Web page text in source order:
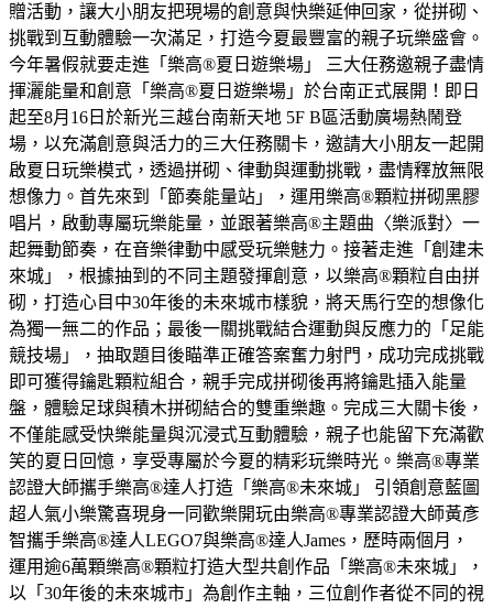
贈活動，讓大小朋友把現場的創意與快樂延伸回家，從拼砌、
挑戰到互動體驗一次滿足，打造今夏最豐富的親子玩樂盛會。
今年暑假就要走進「樂高®夏日遊樂場」 三大任務邀親子盡情
揮灑能量和創意「樂高®夏日遊樂場」於台南正式展開！即日
起至8月16日於新光三越台南新天地 5F B區活動廣場熱鬧登
場，以充滿創意與活力的三大任務關卡，邀請大小朋友一起開
啟夏日玩樂模式，透過拼砌、律動與運動挑戰，盡情釋放無限
想像力。首先來到「節奏能量站」，運用樂高®顆粒拼砌黑膠
唱片，啟動專屬玩樂能量，並跟著樂高®主題曲〈樂派對〉一
起舞動節奏，在音樂律動中感受玩樂魅力。接著走進「創建未
來城」，根據抽到的不同主題發揮創意，以樂高®顆粒自由拼
砌，打造心目中30年後的未來城市樣貌，將天馬行空的想像化
為獨一無二的作品；最後一關挑戰結合運動與反應力的「足能
競技場」，抽取題目後瞄準正確答案奮力射門，成功完成挑戰
即可獲得鑰匙顆粒組合，親手完成拼砌後再將鑰匙插入能量
盤，體驗足球與積木拼砌結合的雙重樂趣。完成三大關卡後，
不僅能感受快樂能量與沉浸式互動體驗，親子也能留下充滿歡
笑的夏日回憶，享受專屬於今夏的精彩玩樂時光。樂高®專業
認證大師攜手樂高®達人打造「樂高®未來城」 引領創意藍圖
超人氣小樂驚喜現身一同歡樂開玩由樂高®專業認證大師黃彥
智攜手樂高®達人LEGO7與樂高®達人James，歷時兩個月，
運用逾6萬顆樂高®顆粒打造大型共創作品「樂高®未來城」，
以「30年後的未來城市」為創作主軸，三位創作者從不同的視